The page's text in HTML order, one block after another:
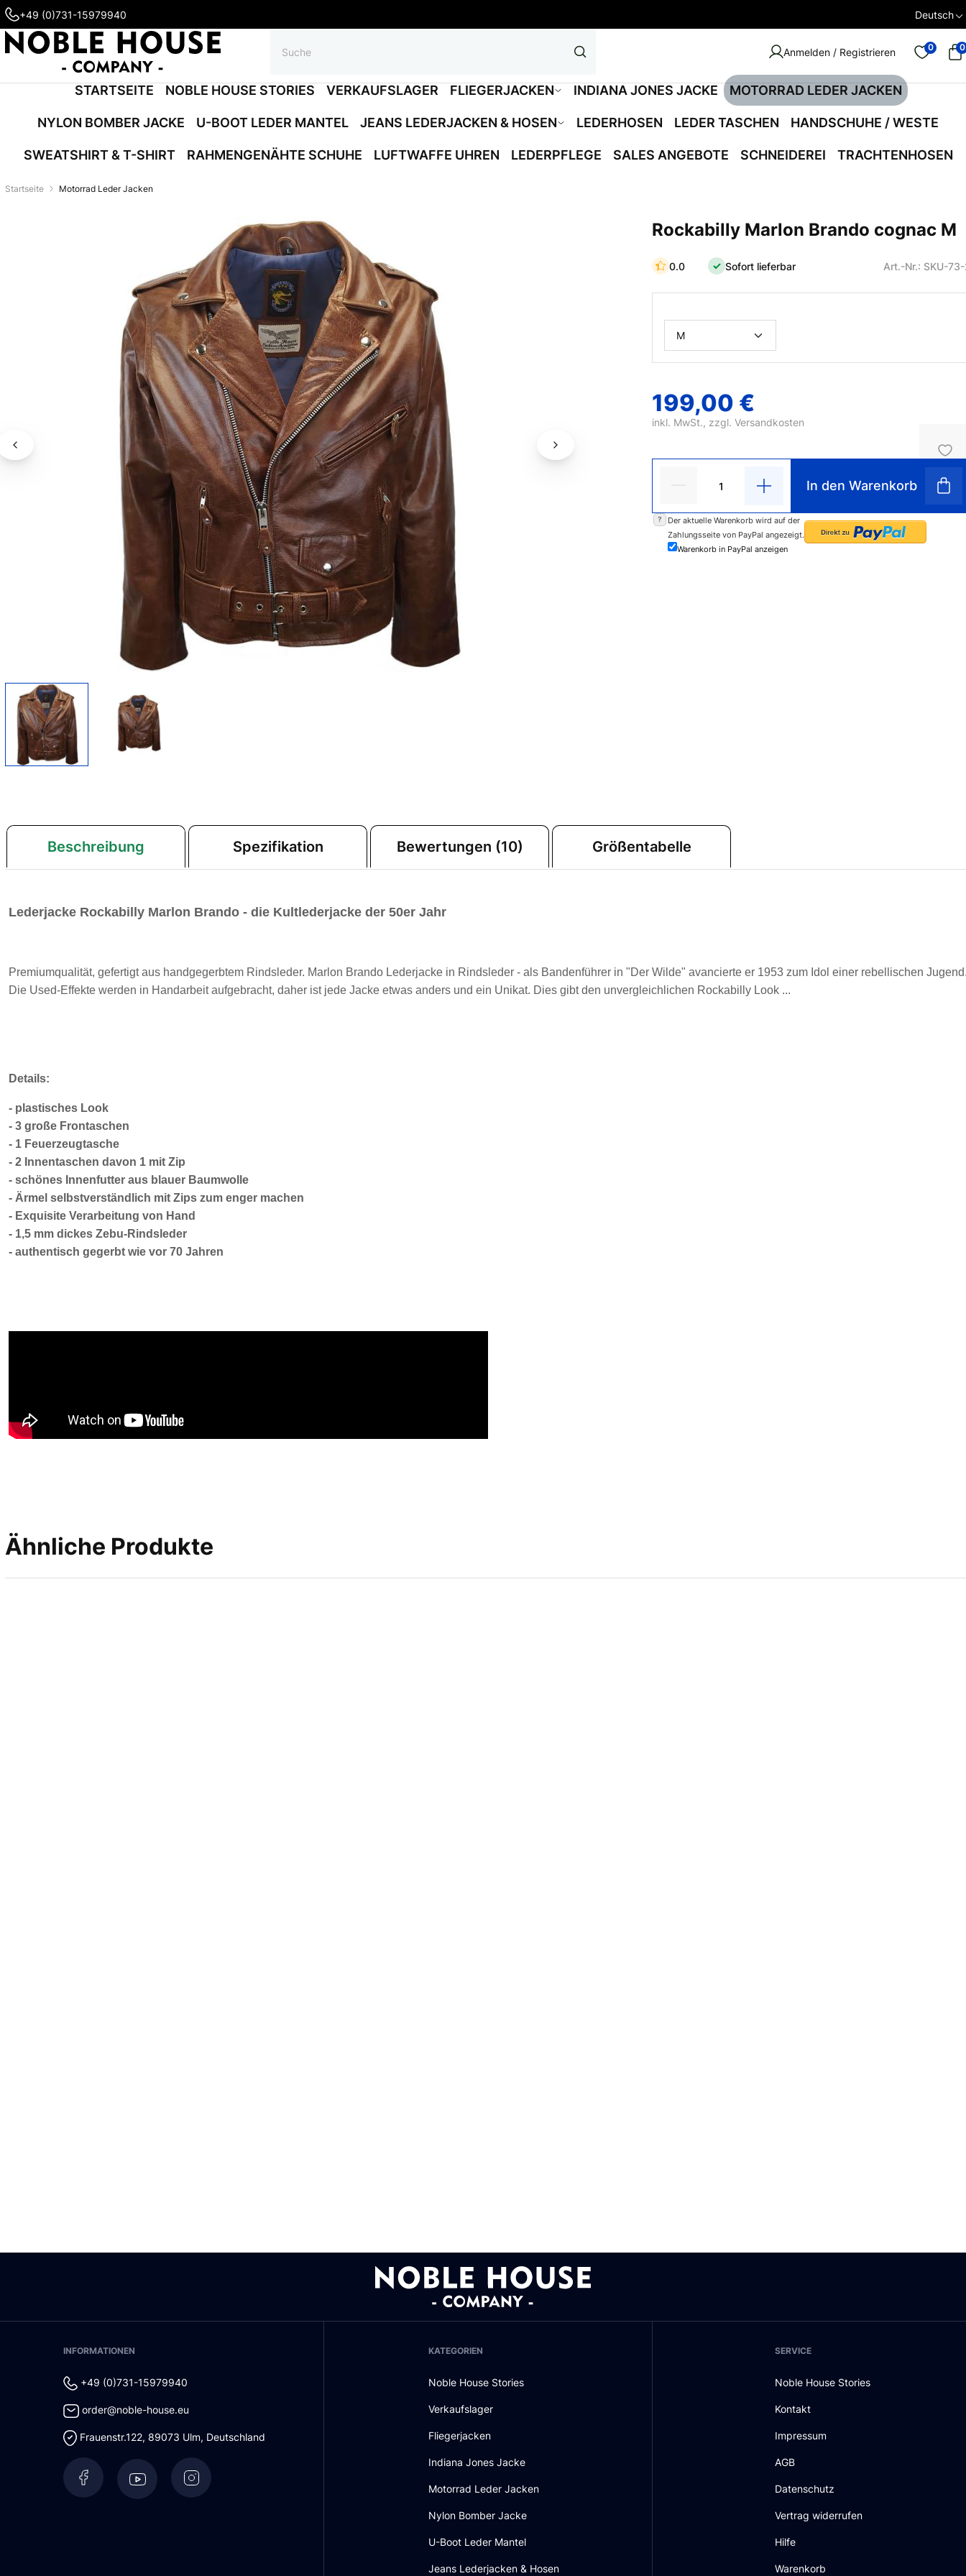
+49 (0)731-15979940 Deutsch
Anmelden / Registrieren 0 0
STARTSEITE NOBLE HOUSE STORIES VERKAUFSLAGER FLIEGERJACKEN INDIANA JONES JACKE MOTORRAD LEDER JACKEN
NYLON BOMBER JACKE U-BOOT LEDER MANTEL JEANS LEDERJACKEN & HOSEN LEDERHOSEN LEDER TASCHEN HANDSCHUHE / WESTE
SWEATSHIRT & T-SHIRT RAHMENGENÄHTE SCHUHE LUFTWAFFE UHREN LEDERPFLEGE SALES ANGEBOTE SCHNEIDEREI TRACHTENHOSEN
Startseite Motorrad Leder Jacken
Rockabilly Marlon Brando cognac M
0.0 Sofort lieferbar Art.-Nr.: SKU-
199,00 €
inkl. MwSt., zzgl.Versandkosten
In den Warenkorb
?
Der aktuelle Warenkorb wird auf der
Zahlungsseite von PayPal angezeigt.
Warenkorb in PayPal anzeigen
Beschreibung Spezifikation Bewertungen (10) Größentabelle
Lederjacke Rockabilly Marlon Brando - die Kultlederjacke der 50er Jahr
Premiumqualität, gefertigt aus handgegerbtem Rindsleder. Marlon Brando Lederjacke in Rindsleder - als Bandenführer in "Der Wilde" avancierte er 1953 zum Idol einer rebellischen
Die Used-Effekte werden in Handarbeit aufgebracht, daher ist jede Jacke etwas anders und ein Unikat. Dies gibt den unvergleichlichen Rockabilly Look ...
Details:
- plastisches Look
- 3 große Frontaschen
- 1 Feuerzeugtasche
- 2 Innentaschen davon 1 mit Zip
- schönes Innenfutter aus blauer Baumwolle
- Ärmel selbstverständlich mit Zips zum enger machen
- Exquisite Verarbeitung von Hand
- 1,5 mm dickes Zebu-Rindsleder
- authentisch gegerbt wie vor 70 Jahren
Ähnliche Produkte
INFORMATIONEN
+49 (0)731-15979940
order@noble-house.eu
Frauenstr.122, 89073 Ulm, Deutschland
KATEGORIEN
Noble House Stories
Verkaufslager
Fliegerjacken
Indiana Jones Jacke
Motorrad Leder Jacken
Nylon Bomber Jacke
U-Boot Leder Mantel
Jeans Lederjacken & Hosen
SERVICE
Noble House Stories
Kontakt
Impressum
AGB
Datenschutz
Vertrag widerrufen
Hilfe
Warenkorb